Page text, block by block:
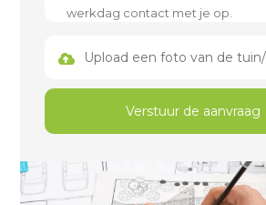
Upload een foto van de
Verstuur de aanvraag